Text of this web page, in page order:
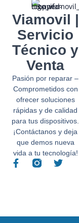
Viamovil |
Servicio
Técnico y
Venta
Pasión por reparar –
Comprometidos con
ofrecer soluciones
rápidas y de calidad
para tus dispositivos.
¡Contáctanos y deja
que demos nueva
vida a tu tecnología!
F
a
o
T
r